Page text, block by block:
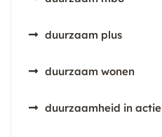
duurzaam plus
duurzaam wonen
duurzaamheid in actie